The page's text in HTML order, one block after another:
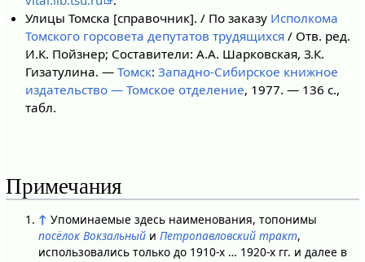
Улицы Томска [справочник]. / По заказу Исполкома
Томского горсовета депутатов трудящихся / Отв. ред.
И.К. Пойзнер; Составители: А.А. Шарковская, З.К.
Гизатулина. —Томск:Западно-Сибирское книжное
издательство — Томское отделение, 1977. — 136 с.,
табл.
Примечания
↑ Упоминаемые здесь наименования, топонимы
посёлок Вокзальныйи Петропавловский тракт,
использовались только до 1910-х … 1920-х гг. и далее в